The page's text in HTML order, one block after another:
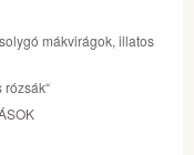
mákvirágok, illatos